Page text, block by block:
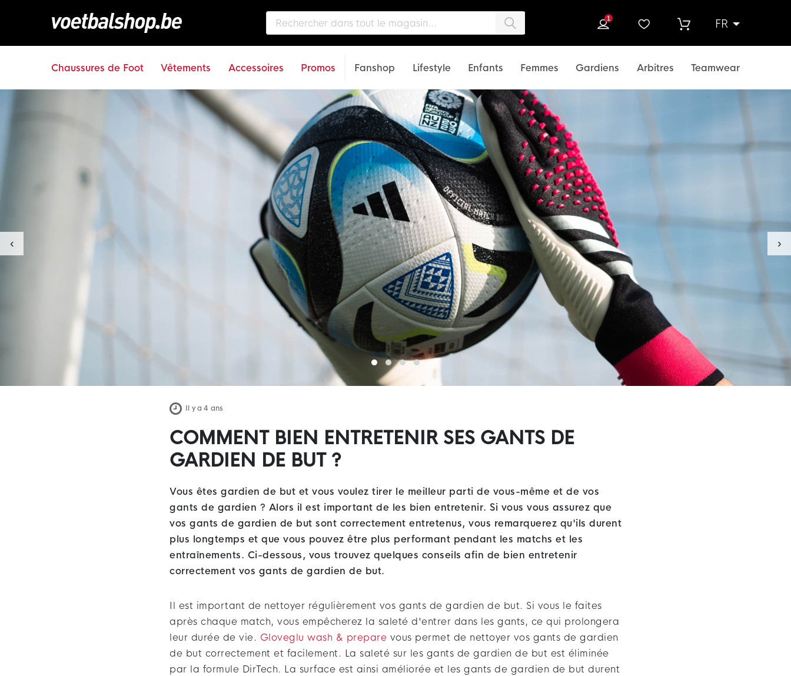
FR
1
Chaussures de Foot Vêtements Accessoires Promos Fanshop Lifestyle Enfants Femmes Gardiens Arbitres Teamwear
‹ ›
Il y a 4 ans
COMMENT BIEN ENTRETENIR SES GANTS DE
GARDIEN DE BUT ?
Vous êtes gardien de but et vous voulez tirer le meilleur parti de vous-même et de vos
gants de gardien ? Alors il est important de les bien entretenir. Si vous vous assurez que
vos gants de gardien de but sont correctement entretenus, vous remarquerez qu'ils durent
plus longtemps et que vous pouvez être plus performant pendant les matchs et les
entraînements. Ci-dessous, vous trouvez quelques conseils afin de bien entretenir
correctement vos gants de gardien de but.
Il est important de nettoyer régulièrement vos gants de gardien de but. Si vous le faites
après chaque match, vous empêcherez la saleté d'entrer dans les gants, ce qui prolongera
leur durée de vie. Gloveglu wash & prepare vous permet de nettoyer vos gants de gardien
de but correctement et facilement. La saleté sur les gants de gardien de but est éliminée
par la formule DirTech. La surface est ainsi améliorée et les gants de gardien de but durent